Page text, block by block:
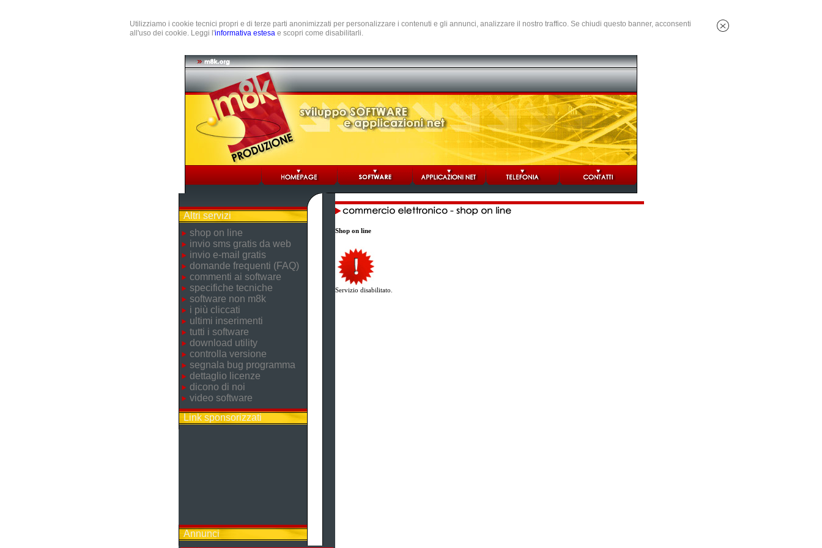
Utilizziamo i cookie tecnici propri e di terze parti anonimizzati per personalizzare i contenuti e gli annunci, analizzare il nostro traffico. Se chiudi questo banner, acconsenti
all'uso dei cookie. Leggi l'informativa estesa e scopri come disabilitarli.
Altri servizi
shop on line
invio sms gratis da web
invio e-mail gratis
domande frequenti (FAQ)
commenti ai software
specifiche tecniche
software non m8k
i più cliccati
ultimi inserimenti
tutti i software
download utility
controlla versione
segnala bug programma
dettaglio licenze
dicono di noi
video software
Link sponsorizzati
Annunci
Shop on line
Servizio disabilitato.